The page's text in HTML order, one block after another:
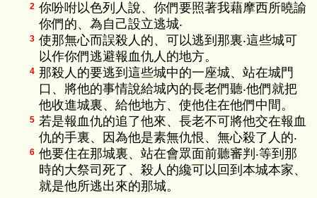
2 你吩咐以色列人說、你們要照著我藉摩西所曉諭
你們的、為自己設立逃城‧
3 使那無心而誤殺人的、可以逃到那裏‧這些城可
以作你們逃避報血仇人的地方。
4 那殺人的要逃到這些城中的一座城、站在城門
口、將他的事情說給城內的長老們聽‧他們就把
他收進城裏、給他地方、使他住在他們中間。
5 若是報血仇的追了他來、長老不可將他交在報血
仇的手裏、因為他是素無仇恨、無心殺了人的‧
6 他要住在那城裏、站在會眾面前聽審判‧等到那
時的大祭司死了、殺人的纔可以回到本城本家、
就是他所逃出來的那城。